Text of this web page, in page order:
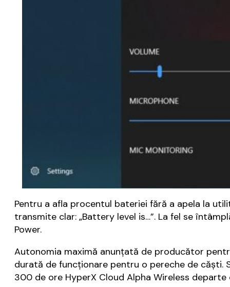
Pentru a afla procentul bateriei fără a apela la
transmite clar: „Battery level is…”. La fel se
Power.
Autonomia maximă anunțată de producător
durată de funcționare pentru o pereche de căști.
300 de ore HyperX Cloud Alpha Wireless